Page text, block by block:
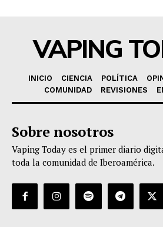
VAPING
INICIO CIENCIA POLÍTICA
COMUNIDAD
REVISIONES
Sobre nosotros
Vaping Today es el primer diario
toda la comunidad de Iberoamérica.